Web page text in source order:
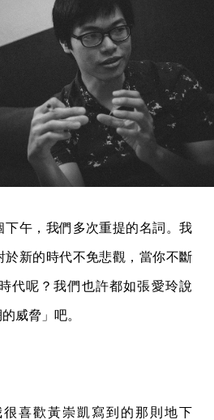
下午，我們多次重提的名詞。我
於新的時代不免悲觀，當你不斷
代呢？我們也許都如張愛玲說
威脅」吧。
喜歡黃崇凱寫到的那則地下